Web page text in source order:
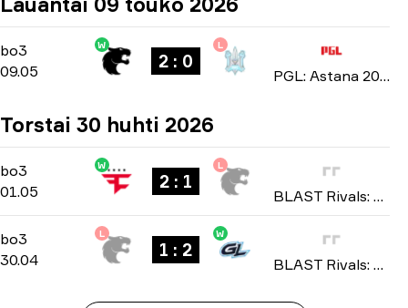
bo3 Group Stage-bo3
09.05
W
2 : 0
L
PGL: Astana 2026
Torstai 30 huhti 2026
bo3 -bo3
01.05
W
2 : 1
L
BLAST Rivals: Spring 2026
bo3 -bo3
30.04
L
1 : 2
W
BLAST Rivals: Spring 2026